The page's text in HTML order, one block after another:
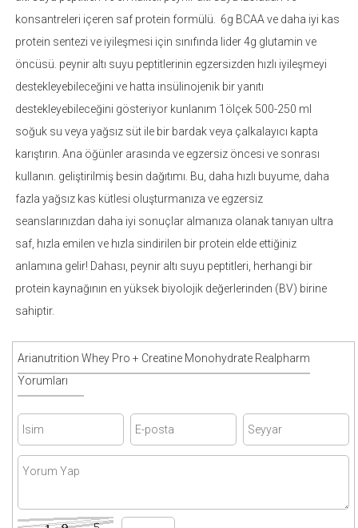
konsantreleri içeren saf protein formülü. 6g BCAA ve daha iyi kas
protein sentezi ve iyileşmesi için sınıfında lider 4g glutamin ve
öncüsü. peynir altı suyu peptitlerinin egzersizden hızlı iyileşmeyi
destekleyebileceğini ve hatta insülinojenik bir yanıtı
destekleyebileceğini gösteriyor kunlanım 1ölçek 500-250 ml
soğuk su veya yağsız süt ile bir bardak veya çalkalayıcı kapta
karıştırın. Ana öğünler arasında ve egzersiz öncesi ve sonrası
kullanın. geliştirilmiş besin dağıtımı. Bu, daha hızlı buyume, daha
fazla yağsız kas kütlesi oluşturmanıza ve egzersiz
seanslarınızdan daha iyi sonuçlar almanıza olanak tanıyan ultra
saf, hızla emilen ve hızla sindirilen bir protein elde ettiğiniz
anlamına gelir! Dahası, peynir altı suyu peptitleri, herhangi bir
protein kaynağının en yüksek biyolojik değerlerinden (BV) birine
sahiptir.
Arianutrition Whey Pro + Creatine Monohydrate Realpharm
Yorumları